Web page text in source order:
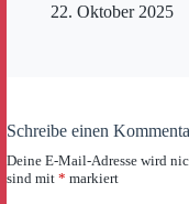
22. Oktober 2025
Schreibe einen
Deine E-Mail-Adresse wird
sind mit * markiert